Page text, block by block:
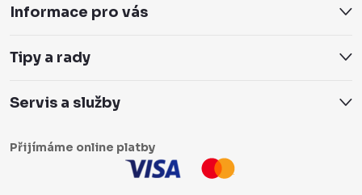
Informace pro vás
Tipy a rady
Servis a služby
Přijímáme online platby